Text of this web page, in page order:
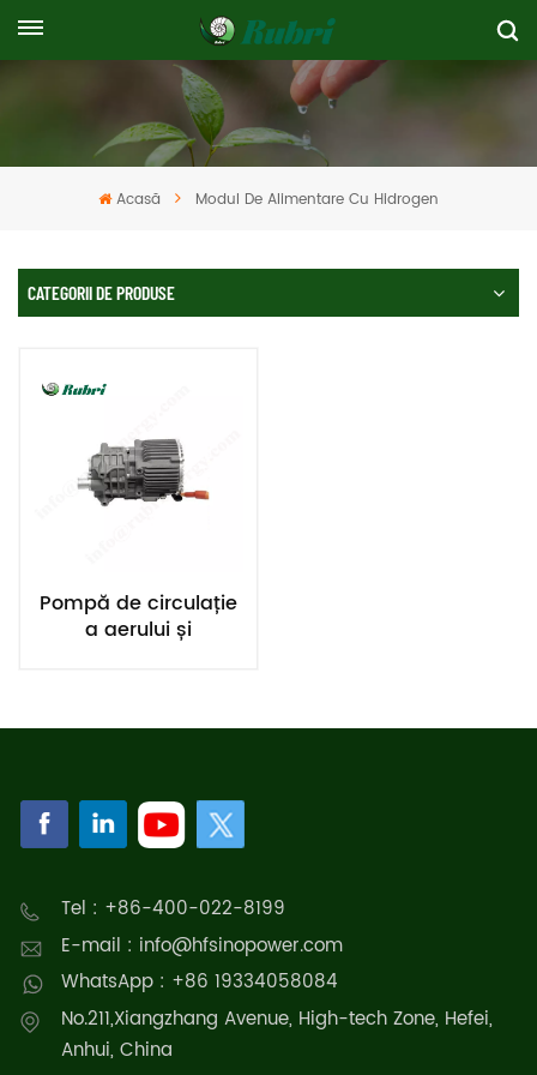
Acasă Modul De Alimentare Cu Hidrogen
CATEGORII DE PRODUSE
Pompă de circulație
a aerului și
Tel : +86-400-022-8199
E-mail : info@hfsinopower.com
WhatsApp : +86 19334058084
No.211,Xiangzhang Avenue, High-tech Zone, Hefei,
Anhui, China